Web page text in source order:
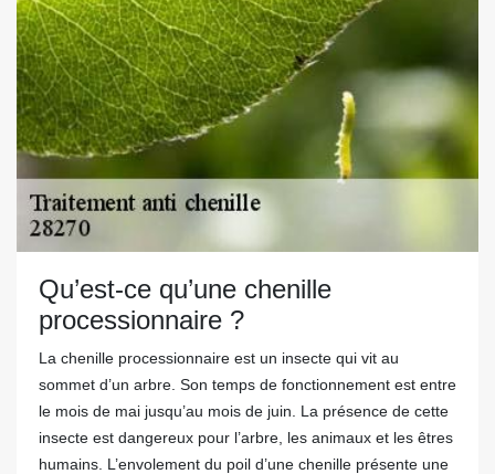
Qu’est-ce qu’une chenille
processionnaire ?
La chenille processionnaire est un insecte qui vit au
sommet d’un arbre. Son temps de fonctionnement est entre
le mois de mai jusqu’au mois de juin. La présence de cette
insecte est dangereux pour l’arbre, les animaux et les êtres
humains. L’envolement du poil d’une chenille présente une